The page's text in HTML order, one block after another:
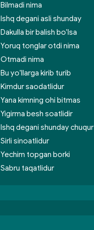
Bilmadi nima
Ishq degani asli shunday
Dakulla bir balish bo'lsa
Yoruq tonglar otdi nima
Otmadi nima
Bu yo'llarga kirib turib
Kimdur saodatlidur
Yana kimning ohi bitmas
Yigirma besh soatlidir
Ishq degani shunday chuqur
Sirli sinoatlidur
Yechim topgan borki
Sabru taqatlidur